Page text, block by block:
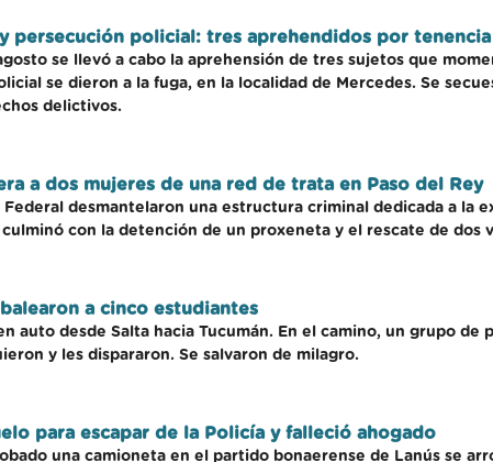
persecución policial: tres aprehendidos por
se llevó a cabo la aprehensión de tres sujetos que
se dieron a la fuga, en la localidad de Mercedes. Se
delictivos.
a dos mujeres de una red de trata en Paso del Rey
Federal desmantelaron una estructura criminal dedicada a la
con la detención de un proxeneta y el rescate de dos
a cinco estudiantes
auto desde Salta hacia Tucumán. En el camino, un grupo
y les dispararon. Se salvaron de milagro.
para escapar de la Policía y falleció ahogado
una camioneta en el partido bonaerense de Lanús se